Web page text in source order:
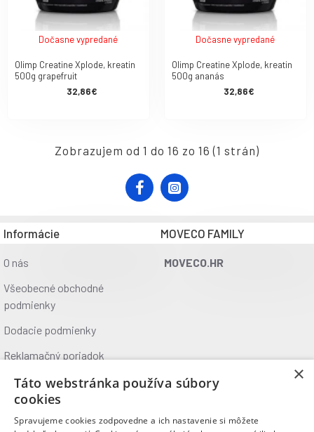
Dočasne vypredané
Olimp Creatine Xplode, kreatin
500g grapefruit
32,86€
Dočasne vypredané
Olimp Creatine Xplode, kreatin
500g ananás
32,86€
Zobrazujem od 1 do 16 zo 16 (1 strán)
Informácie
O nás
Všeobecné obchodné
podmienky
Dodacie podmienky
Reklamačný poriadok
Ochrana údajov
Kontakt
MOVECO FAMILY
MOVECO.HR
×
Táto webstránka používa súbory
cookies
Spravujeme cookies zodpovedne a ich nastavenie si môžete